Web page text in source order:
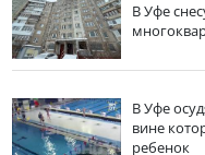
В Уфе
В Уфе
вине
ребенок